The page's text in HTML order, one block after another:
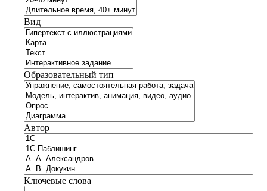
Вид
Образовательный тип
Автор
Ключевые слова